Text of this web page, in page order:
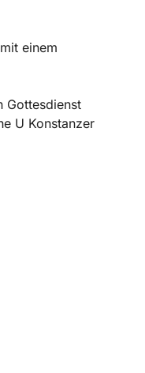
einem
Gottesdienst
U Konstanzer